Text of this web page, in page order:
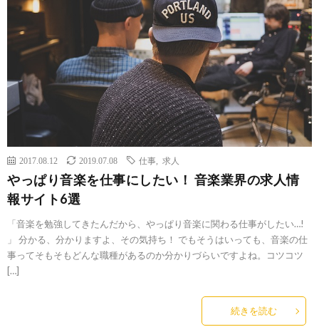
2017.08.12 2019.07.08 仕事 求人
やっぱり音楽を仕事にしたい！ 音楽業界の求人情
報サイト6選
「音楽を勉強してきたんだから、やっぱり音楽に関わる仕事がしたい…!
」 分かる、分かりますよ、その気持ち！ でもそうはいっても、音楽の仕
事ってそもそもどんな職種があるのか分かりづらいですよね。コツコツ
[…]
続きを読む